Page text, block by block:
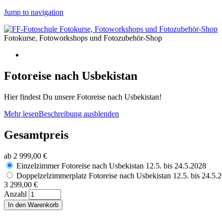
Jump to navigation
Fotokurse, Fotoworkshops und Fotozubehör-Shop
Fotoreise nach Usbekistan
Hier findest Du unsere Fotoreise nach Usbekistan!
Mehr lesenBeschreibung ausblenden
Gesamtpreis
ab 2 999,00 €
Einzelzimmer Fotoreise nach Usbekistan 12.5. bis 24.5.2028
Doppelzelzimmerplatz Fotoreise nach Usbekistan 12.5. bis
3 299,00 €
Anzahl